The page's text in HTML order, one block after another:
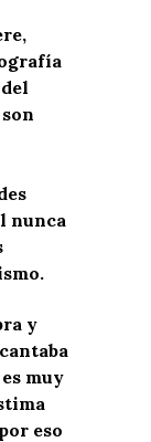
nunca
y
muy
eso